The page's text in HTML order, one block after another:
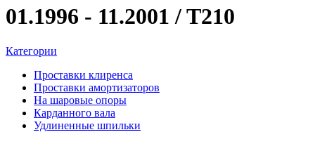
01.1996 - 11.2001 / T210
Категории
Проставки клиренса
Проставки амортизаторов
На шаровые опоры
Карданного вала
Удлиненные шпильки